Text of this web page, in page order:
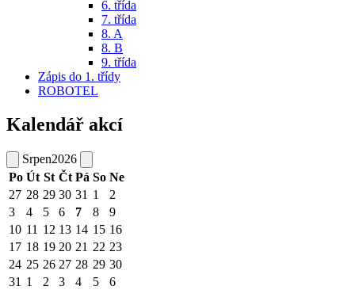
6. třída
7. třída
8. A
8. B
9. třída
Zápis do 1. třídy
ROBOTEL
Kalendář akcí
Srpen2026
Po Út St Čt Pá So Ne
27 28 29 30 31 1
2
3
4 5 6 7 8
9
10 11 12 13 14 15 16
17 18 19 20 21 22 23
24 25 26 27 28 29 30
31 1 2 3 4 5 6